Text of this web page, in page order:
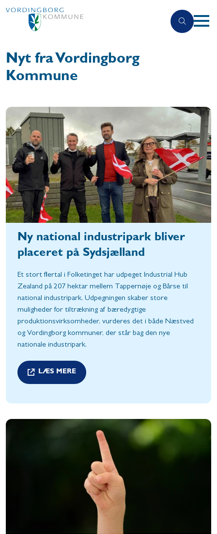
Nyt fra Vordingborg
Kommune
Ny national industripark bliver
placeret på Sydsjælland
Et stort flertal i Folketinget har udpeget Industrial Hub
Zealand på 207 hektar mellem Tappernøje og Bårse til
national industripark. Udpegningen skaber store
muligheder for tiltrækning af bæredygtige
produktionsvirksomheder, vurderes det i både Næstved
og Vordingborg kommuner, der står bag den nye
nationale industripark.
LÆS MERE